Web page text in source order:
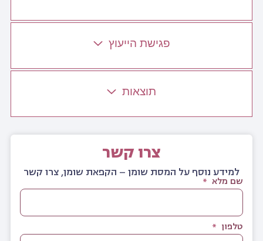
פגישת הייעוץ
תוצאות
צרו קשר
למידע נוסף על המסת שומן – הקפאת שומן, צרו קשר
שם מלא
טלפון